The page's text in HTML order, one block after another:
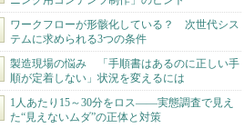
ワークフローが形骸化している？ 次世代シス
テムに求められる3つの条件
製造現場の悩み 「手順書はあるのに正しい手
順が定着しない」状況を変えるには
1人あたり15～30分をロス――実態調査で見え
た“見えないムダ”の正体と対策